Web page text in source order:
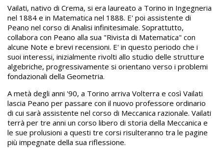
Vailati, nativo di Crema, si era laureato a Torino in Ingegneria
nel 1884 e in Matematica nel 1888. E' poi assistente di
Peano nel corso di Analisi infinitesimale. Soprattutto,
collabora con Peano alla sua "Rivista di Matematica" con
alcune Note e brevi recensioni. E' in questo periodo che i
suoi interessi, inizialmente rivolti allo studio delle strutture
algebriche, progressivamente si orientano verso i problemi
fondazionali della Geometria.
A metà degli anni '90, a Torino arriva Volterra e così Vailati
lascia Peano per passare con il nuovo professore ordinario
di cui sarà assistente nel corso di Meccanica razionale. Vailati
terrà per tre anni un corso libero di storia della Meccanica e
le sue prolusioni a questi tre corsi risulteranno tra le pagine
più impegnate della sua riflessione.